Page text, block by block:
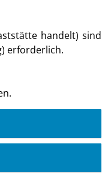
handelt) sind
erforderlich.